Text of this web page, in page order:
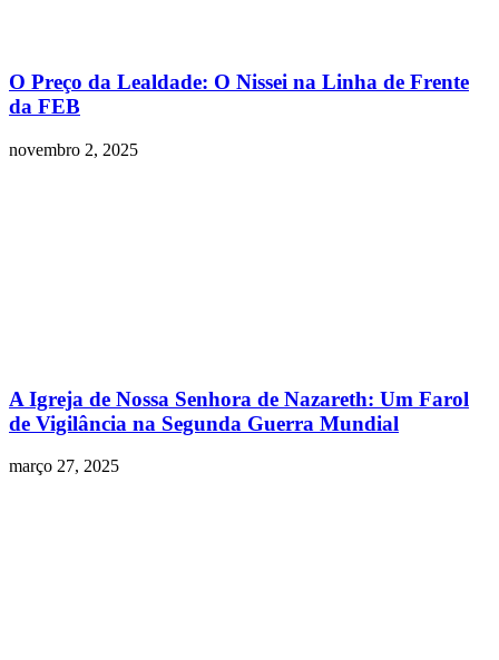
O Preço da Lealdade: O Nissei na Linha de Frente
da FEB
novembro 2, 2025
A Igreja de Nossa Senhora de Nazareth: Um Farol
de Vigilância na Segunda Guerra Mundial
março 27, 2025